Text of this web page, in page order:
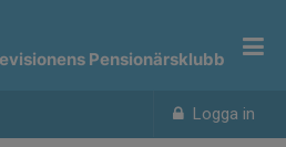
Logga in
Pensionärsklubb